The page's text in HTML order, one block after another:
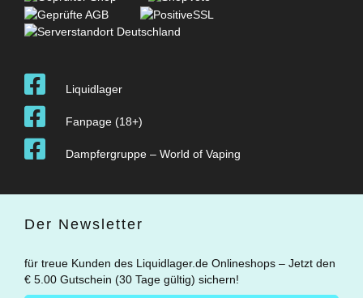
Liquidlager
Fanpage (18+)
Dampfergruppe – World of Vaping
Der Newsletter
für treue Kunden des Liquidlager.de Onlineshops – Jetzt den
€ 5.00 Gutschein (30 Tage gültig) sichern!